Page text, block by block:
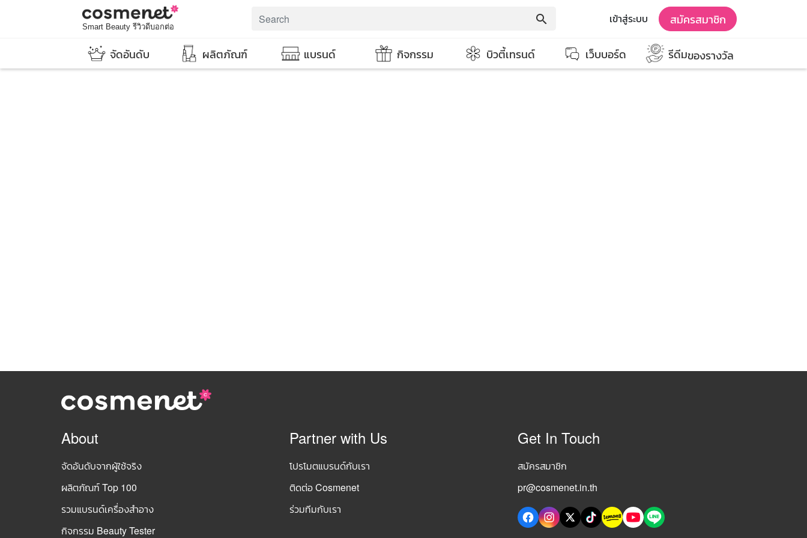
Smart Beauty รีวิวดีบอกต่อ
search เข้าสู่ระบบ สมัครสมาชิก
จัดอันดับ ผลิตภัณฑ์ แบรนด์ กิจกรรม บิวตี้เทรนด์ เว็บบอร์ด รีดีมของรางวัล
About
จัดอันดับจากผู้ใช้จริง
ผลิตภัณฑ์ Top 100
รวมแบรนด์เครื่องสำอาง
กิจกรรม Beauty Tester
Partner with Us
โปรโมตแบรนด์กับเรา
ติดต่อ Cosmenet
ร่วมทีมกับเรา
Get In Touch
สมัครสมาชิก
pr@cosmenet.in.th